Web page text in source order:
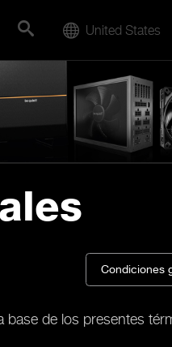
United States
Condiciones
de los presentes